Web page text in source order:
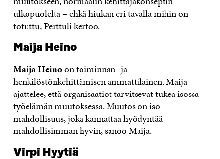
ulkopuolelta – ehkä hiukan eri tavalla mihin on
totuttu, Perttuli kertoo.
Maija Heino
Maija Heinoon toiminnan- ja
henkilöstönkehittämisen ammattilainen. Maija
ajattelee, että organisaatiot tarvitsevat tukea isossa
työelämän muutoksessa. Muutos on iso
mahdollisuus, joka kannattaa hyödyntää
mahdollisimman hyvin, sanoo Maija.
Virpi Hyytiä